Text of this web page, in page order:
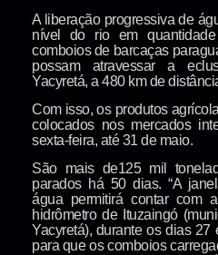
A liberação progressiva de
nível do rio em
comboios de barcaças
possam atravessar a
Yacyretá, a 480 km de
Com isso, os produtos
colocados nos mercados
sexta-feira, até 31 de maio.
São mais de125 mil
parados há 50 dias. “A
água permitirá contar com
hidrômetro de Ituzaingó
Yacyretá), durante os dias 27
para que os comboios